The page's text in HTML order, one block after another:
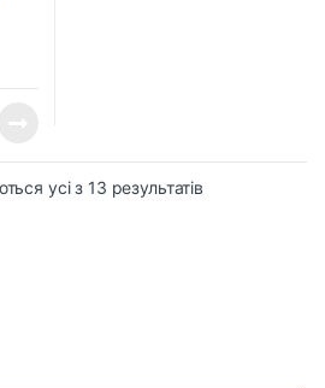
усі з 13 результатів